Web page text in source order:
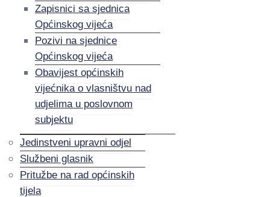
Zapisnici sa sjednica
Općinskog vijeća
Pozivi na sjednice
Općinskog vijeća
Obavijest općinskih
vijećnika o vlasništvu nad
udjelima u poslovnom
subjektu
Jedinstveni upravni odjel
Službeni glasnik
Pritužbe na rad općinskih
tijela